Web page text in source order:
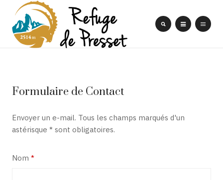
Formulaire de Contact
Envoyer un e-mail. Tous les champs marqués d'un
astérisque * sont obligatoires.
Nom *